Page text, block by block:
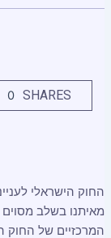
0 SHARES
החוק הישראלי
מאיתנו בשלב
המרכזיים של החוק